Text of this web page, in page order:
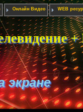
Онлайн Видео WEB
+
экране